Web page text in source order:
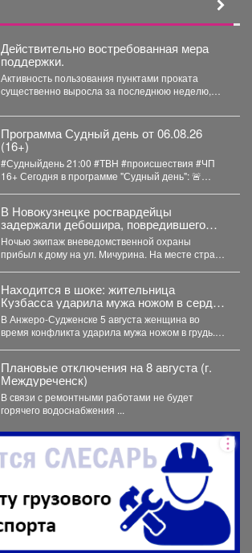
Действительно востребованная мера
поддержки.
Активность пользования пунктами проката
существенно выросла за последнюю неделю,
Программа Судный день от 06.08.26
(16+)
#Судныйдень 21:00 #ТВН #происшествия #ЧП
16+ Сегодня в программе "Судный день": 🚨
В Новокузнецке росгвардейцы
задержали дебошира, повредившего
окно и дверь квартиры сожительницы
Ночью экипаж вневедомственной охраны
прибыл к дому на ул. Мичурина. На месте стражи
Находится в шоке: жительница
Кузбасса ударила мужа ножом в сердце
- подробности
В Анжеро-Судженске 5 августа женщина во
время конфликта ударила мужа ножом в грудь.
Плановые отключения на 8 августа (г.
Междуреченск)
В связи с ремонтными работами не будет
горячего водоснабжения ...